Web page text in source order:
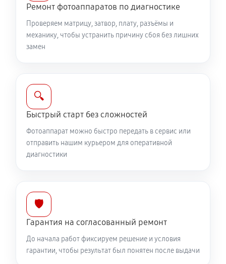
Замена вспышки фотоаппарата Canon EOS‑1D X
Mark III
2750 руб 60 минут
Комплексная чистка фотоаппарата Canon EOS‑1D X
3150 руб 60 минут
Ремонт фотоаппаратов по диагностике
Проверяем матрицу, затвор, плату, разъёмы и
механику, чтобы устранить причину сбоя без лишних
замен
🔍
Быстрый старт без сложностей
Фотоаппарат можно быстро передать в сервис или
отправить нашим курьером для оперативной
диагностики
🛡️
Гарантия на согласованный ремонт
До начала работ фиксируем решение и условия
гарантии, чтобы результат был понятен после выдачи